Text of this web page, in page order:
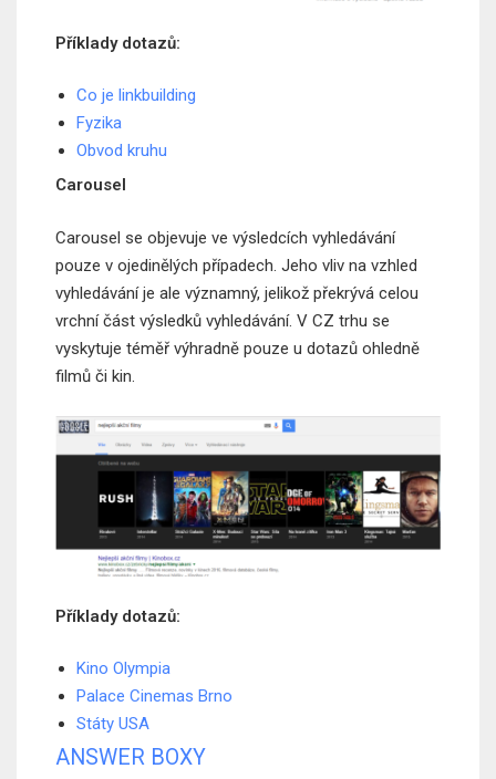
Příklady dotazů:
Co je linkbuilding
Fyzika
Obvod kruhu
Carousel
Carousel se objevuje ve výsledcích vyhledávání
pouze v ojedinělých případech. Jeho vliv na vzhled
vyhledávání je ale významný, jelikož překrývá celou
vrchní část výsledků vyhledávání. V CZ trhu se
vyskytuje téměř výhradně pouze u dotazů ohledně
filmů či kin.
Příklady dotazů:
Kino Olympia
Palace Cinemas Brno
Státy USA
ANSWER BOXY